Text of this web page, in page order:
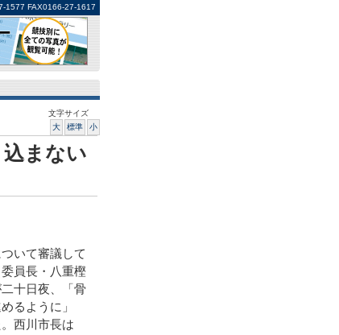
1577 FAX0166-27-1617
文字サイズ
大
標準 小
まない
いて審議して
員長・八重樫
十日夜、「骨
るように」
西川市長は